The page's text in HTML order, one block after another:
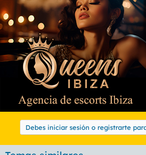
Debes iniciar sesión o registrarte